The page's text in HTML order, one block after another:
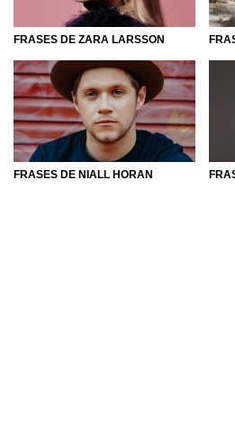
nesta categoria e
FRASES DE ZARA LARSSON
FRASES DE NIALL HORAN